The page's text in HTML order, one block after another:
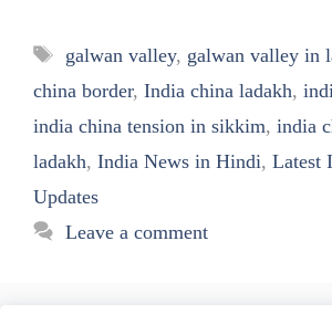
Tags
galwan valley, galwan valley in
china border, India china ladakh,
india china tension in sikkim, india
ladakh, India News in Hindi, Latest
Updates
Leave a comment